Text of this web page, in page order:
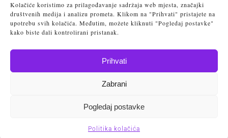
Kolačiće koristimo za prilagođavanje sadržaja web mjesta, značajki
društvenih medija i analizu prometa. Klikom na "Prihvati" pristajete na
upotrebu svih kolačića. Međutim, možete kliknuti "Pogledaj postavke"
kako biste dali kontrolirani pristanak.
Prihvati
Zabrani
Pogledaj postavke
Politika kolačića
Vlatka Srebačić 2025